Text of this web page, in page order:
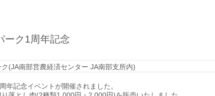
ーク1周年記念
(JA南部営農経済センター JA南部支所内)
年記念イベントが開催されました。